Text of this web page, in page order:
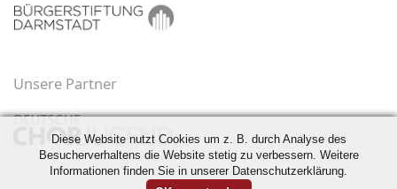
Unsere Partner
Diese Website nutzt Cookies um z. B. durch Analyse des
Besucherverhaltens die Website stetig zu verbessern. Weitere
Informationen finden Sie in unserer Datenschutzerklärung.